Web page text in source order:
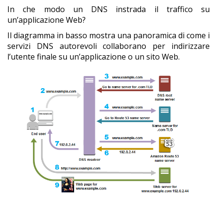
In che modo un DNS instrada il traffico su
un’applicazione Web?
Il diagramma in basso mostra una panoramica di come i
servizi DNS autorevoli collaborano per indirizzare
l’utente finale su un’applicazione o un sito Web.